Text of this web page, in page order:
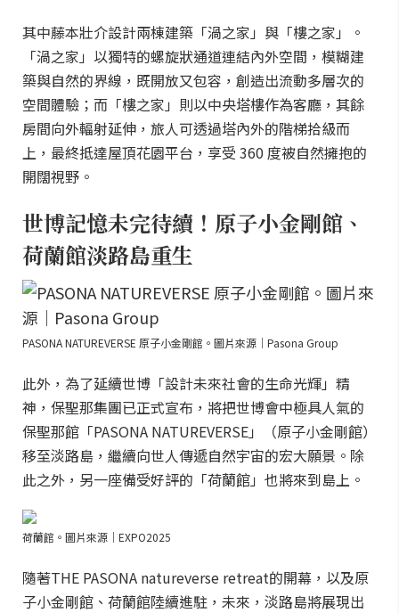
其中藤本壯介設計兩棟建築「渦之家」與「樓之家」。
「渦之家」以獨特的螺旋狀通道連結內外空間，模糊建
築與自然的界線，既開放又包容，創造出流動多層次的
空間體驗；而「樓之家」則以中央塔樓作為客廳，其餘
房間向外輻射延伸，旅人可透過塔內外的階梯拾級而
上，最終抵達屋頂花園平台，享受 360 度被自然擁抱的
開闊視野。
世博記憶未完待續！原子小金剛館、
荷蘭館淡路島重生
PASONA NATUREVERSE 原子小金剛館。圖片來源｜Pasona Group
此外，為了延續世博「設計未來社會的生命光輝」精
神，保聖那集團已正式宣布，將把世博會中極具人氣的
保聖那館「PASONA NATUREVERSE」（原子小金剛館）
移至淡路島，繼續向世人傳遞自然宇宙的宏大願景。除
此之外，另一座備受好評的「荷蘭館」也將來到島上。
荷蘭館。圖片來源｜EXPO2025
隨著THE PASONA natureverse retreat的開幕，以及原
子小金剛館、荷蘭館陸續進駐，未來，淡路島將展現出